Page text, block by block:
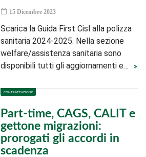
15 Dicembre 2023
Scarica la Guida First Cisl alla polizza
sanitaria 2024-2025. Nella sezione
welfare/assistenza sanitaria sono
disponibili tutti gli aggiornamenti e…
CONTRATTAZIONE
Part-time, CAGS, CALIT e
gettone migrazioni:
prorogati gli accordi in
scadenza